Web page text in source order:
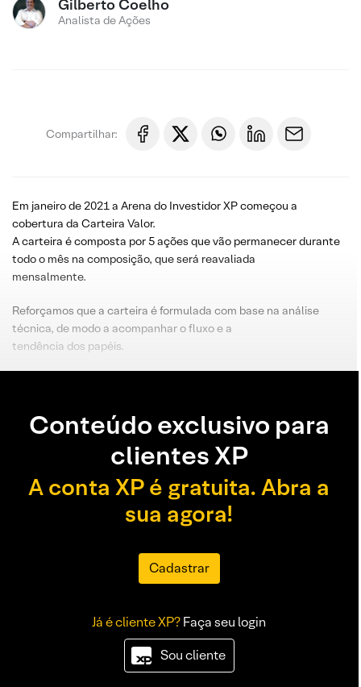
Gilberto Coelho
Analista de Ações
Compartilhar:
Em janeiro de 2021 a Arena do Investidor XP começou a
cobertura da Carteira Valor.
A carteira é composta por 5 ações que vão permanecer durante
todo o mês na composição, que será reavaliada
mensalmente.
Reforçamos que a carteira é formulada com base na análise
técnica, de modo a acompanhar o fluxo e a
tendência dos papéis.
Conteúdo exclusivo para
clientes XP
A conta XP é gratuita. Abra a
sua agora!
Cadastrar
Já é cliente XP?Faça seu login
Sou cliente